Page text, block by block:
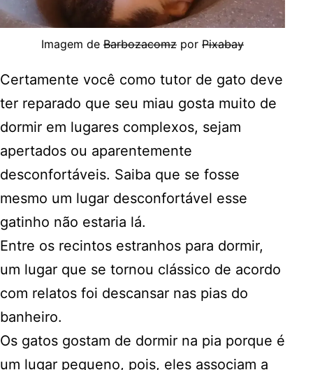
Imagem de Barbozacomz por Pixabay
Certamente você como tutor de gato deve
ter reparado que seu miau gosta muito de
dormir em lugares complexos, sejam
apertados ou aparentemente
desconfortáveis. Saiba que se fosse
mesmo um lugar desconfortável esse
gatinho não estaria lá.
Entre os recintos estranhos para dormir,
um lugar que se tornou clássico de acordo
com relatos foi descansar nas pias do
banheiro.
Os gatos gostam de dormir na pia porque é
um lugar pequeno, pois, eles associam a